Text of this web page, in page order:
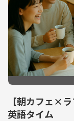
【朝カフェ×
英語タイム